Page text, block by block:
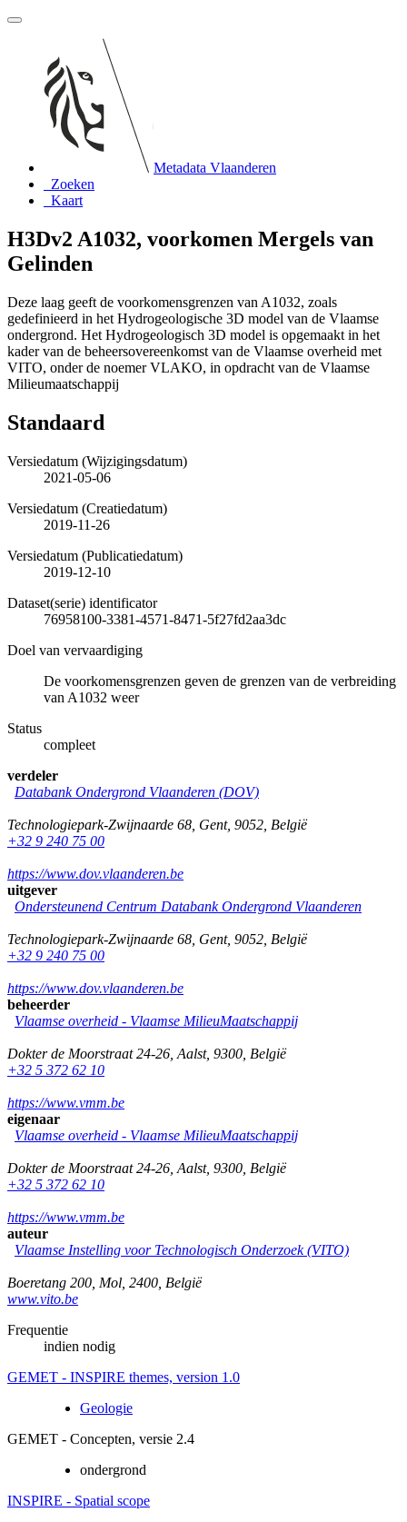
Metadata Vlaanderen
Zoeken
Kaart
H3Dv2 A1032, voorkomen Mergels van
Gelinden
Deze laag geeft de voorkomensgrenzen van A1032, zoals
gedefinieerd in het Hydrogeologische 3D model van de Vlaamse
ondergrond. Het Hydrogeologisch 3D model is opgemaakt in het
kader van de beheersovereenkomst van de Vlaamse overheid met
VITO, onder de noemer VLAKO, in opdracht van de Vlaamse
Milieumaatschappij
Standaard
Versiedatum (Wijzigingsdatum)
2021-05-06
Versiedatum (Creatiedatum)
2019-11-26
Versiedatum (Publicatiedatum)
2019-12-10
Dataset(serie) identificator
76958100-3381-4571-8471-5f27fd2aa3dc
Doel van vervaardiging
De voorkomensgrenzen geven de grenzen van de verbreiding
van A1032 weer
Status
compleet
verdeler
Databank Ondergrond Vlaanderen (DOV)
Technologiepark-Zwijnaarde 68 Gent, 9052 België
+32 9 240 75 00
https://www.dov.vlaanderen.be
uitgever
Ondersteunend Centrum Databank Ondergrond Vlaanderen
Technologiepark-Zwijnaarde 68 Gent, 9052 België
+32 9 240 75 00
https://www.dov.vlaanderen.be
beheerder
Vlaamse overheid - Vlaamse MilieuMaatschappij
Dokter de Moorstraat 24-26 Aalst, 9300 België
+32 5 372 62 10
https://www.vmm.be
eigenaar
Vlaamse overheid - Vlaamse MilieuMaatschappij
Dokter de Moorstraat 24-26 Aalst, 9300 België
+32 5 372 62 10
https://www.vmm.be
auteur
Vlaamse Instelling voor Technologisch Onderzoek (VITO)
Boeretang 200 Mol 2400 België
www.vito.be
Frequentie
indien nodig
GEMET - INSPIRE themes, version 1.0
Geologie
GEMET - Concepten, versie 2.4
ondergrond
INSPIRE - Spatial scope